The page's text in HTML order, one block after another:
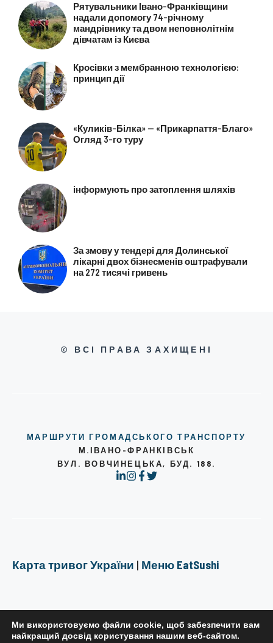
Рятувальники Івано-Франківщини
надали допомогу 74-річному
мандрівнику та двом неповнолітнім
дівчатам із Києва
Кросівки з мембранною технологією:
принцип дії
«Куликів-Білка» — «Прикарпаття-Благо»
Огляд 3-го туру
інформують про затоплення шляхів
За змову у тендері для Долинської
лікарні двох бізнесменів оштрафували
на 272 тисячі гривень
© ВСІ ПРАВА ЗАХИЩЕНІ
МАРШРУТИ ГРОМАДСЬКОГО ТРАНСПОРТУ
М.ІВАНО-ФРАНКІВСЬК
ВУЛ. ВОВЧИНЕЦЬКА, БУД. 188.
Карта тривог України | Меню EatSushi
Ми використовуємо файли cookie, щоб забезпечити вам
найкращий досвід користування нашим веб-сайтом.